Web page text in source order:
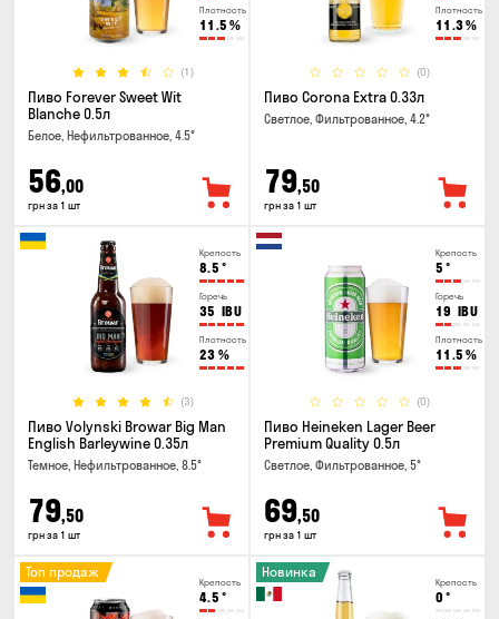
Плотность
11.5 %
(1)
Пиво Forever Sweet Wit
Blanche 0.5л
Белое, Нефильтрованное, 4.5°
56,00
грн за 1 шт
Плотность
11.3%
(0)
Пиво Corona Extra 0.33л
Светлое, Фильтрованное, 4.2°
79,50
грн за 1 шт
Крепость
8.5 °
Горечь
35 IBU
Плотность
23 %
(3)
Пиво Volynski Browar Big Man
English Barleywine 0.35л
Темное, Нефильтрованное, 8.5°
79,50
грн за 1 шт
Крепость
5 °
Горечь
19 IBU
Плотность
11.5 %
(0)
Пиво Heineken Lager Beer
Premium Quality 0.5л
Светлое, Фильтрованное, 5°
69,50
грн за 1 шт
Крепость
4.5 °
Топ продаж
Крепость
0 °
Новинка